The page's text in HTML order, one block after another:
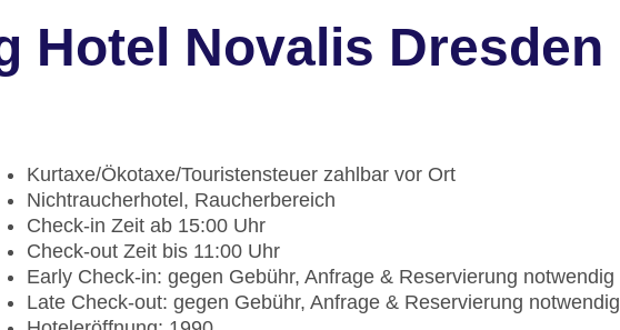
Hotel Novalis Dresden
Kurtaxe/Ökotaxe/Touristensteuer zahlbar vor Ort
Nichtraucherhotel, Raucherbereich
Check-in Zeit ab 15:00 Uhr
Check-out Zeit bis 11:00 Uhr
Early Check-in: gegen Gebühr, Anfrage & Reservierung notwendig
Late Check-out: gegen Gebühr, Anfrage & Reservierung notwendig